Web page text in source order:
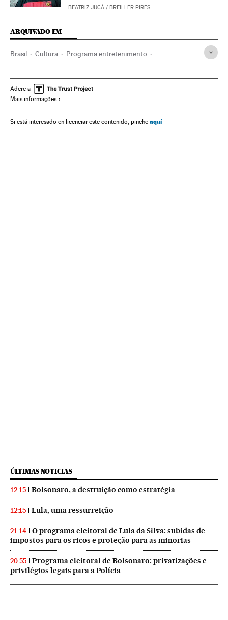
BEATRIZ JUCÁ / BREILLER PIRES
ARQUIVADO EM
Brasil Cultura Programa entretenimento
Feminismo Racismo Transfobia
Adere a
Mais informações
Si está interesado en licenciar este contenido, pinche aquí
ÚLTIMAS NOTICIAS
12:15 Bolsonaro, a destruição como estratégia
12:15 Lula, uma ressurreição
21:14
O programa eleitoral de Lula da Silva: subidas de
impostos para os ricos e proteção para as minorias
20:55
Programa eleitoral de Bolsonaro: privatizações e
privilégios legais para a Polícia